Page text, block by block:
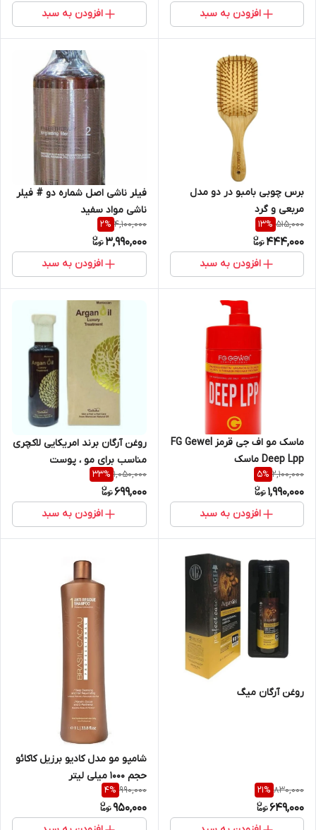
افزودن به سبد افزودن به سبد
برس چوبی بامبو در دو مدل
مربعی و گرد
515,000
13%
444,000
افزودن به سبد
فیلر ناشی اصل شماره دو # فیلر
ناشی مواد سفید
4,100,000
2%
3,990,000
افزودن به سبد
ماسک مو اف جی قرمز FG Gewel
Deep Lpp ماسک
2,100,000
5%
1,990,000
افزودن به سبد
روغن آرگان برند امریکایی لاکچری
مناسب برای مو ، پوست
1,050,000
33%
699,000
افزودن به سبد
روغن آرگان میگ
830,000
21%
649,000
شامپو مو مدل کادیو برزیل کاکائو
حجم 1000 میلی لیتر
990,000
4%
950,000